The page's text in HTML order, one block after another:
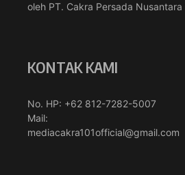
oleh PT. Cakra Persada Nusantara
KONTAK KAMI
No. HP: +62 812-7282-5007
Mail:
mediacakra101official@gmail.com